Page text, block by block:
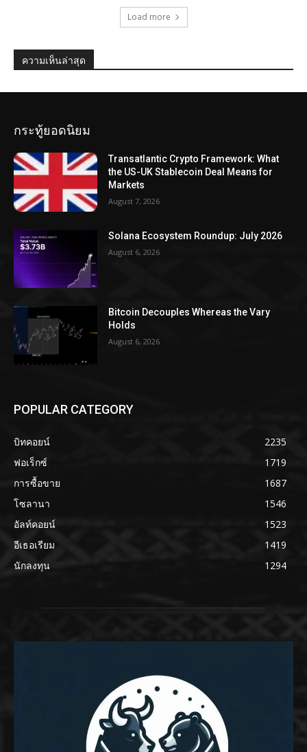
Load more
ความเห็นล่าสุด
กระทู้ยอดนิยม
Transatlantic Crypto Framework: What
the US-UK Stablecoin Deal Means for
Markets
August 7, 2026
Solana Ecosystem Roundup: July 2026
August 6, 2026
Bitcoin Decouples Whereas the Vary
Holds
August 6, 2026
POPULAR CATEGORY
บิทคอยน์
2235
ฟอเร็กซ์
1719
การซื้อขาย
1687
โซลานา
1546
อัลท์คอยน์
1523
อีเธอเรียม
1419
นักลงทุน
1294